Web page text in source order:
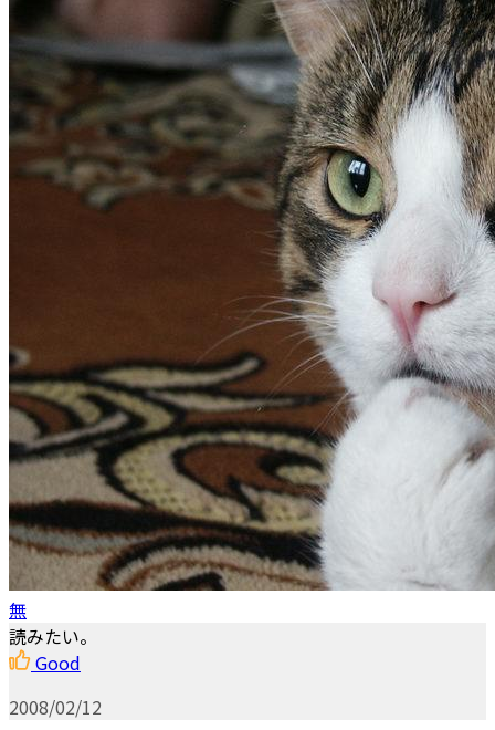
無
読みたい。
Good
2008/02/12